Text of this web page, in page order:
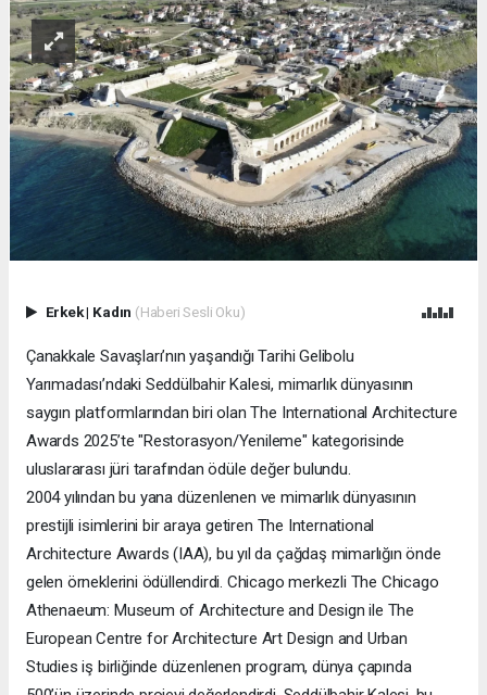
Erkek| Kadın (Haberi Sesli Oku)
Çanakkale Savaşları’nın yaşandığı Tarihi Gelibolu
Yarımadası’ndaki Seddülbahir Kalesi, mimarlık dünyasının
saygın platformlarından biri olan The International Architecture
Awards 2025’te "Restorasyon/Yenileme" kategorisinde
uluslararası jüri tarafından ödüle değer bulundu.
2004 yılından bu yana düzenlenen ve mimarlık dünyasının
prestijli isimlerini bir araya getiren The International
Architecture Awards (IAA), bu yıl da çağdaş mimarlığın önde
gelen örneklerini ödüllendirdi. Chicago merkezli The Chicago
Athenaeum: Museum of Architecture and Design ile The
European Centre for Architecture Art Design and Urban
Studies iş birliğinde düzenlenen program, dünya çapında